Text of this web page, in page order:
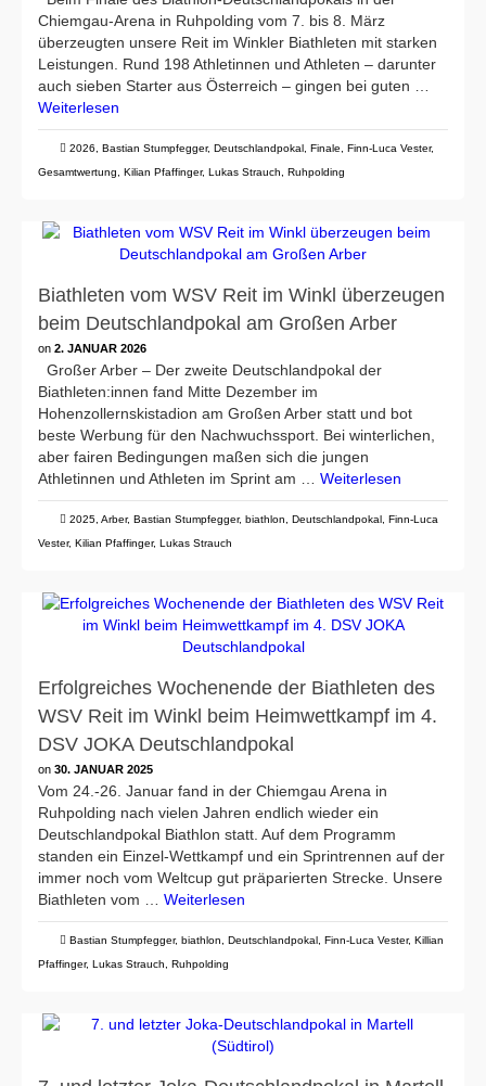
Chiemgau-Arena in Ruhpolding vom 7. bis 8. März
überzeugten unsere Reit im Winkler Biathleten mit starken
Leistungen. Rund 198 Athletinnen und Athleten – darunter
auch sieben Starter aus Österreich – gingen bei guten …
Weiterlesen
2026 Bastian Stumpfegger, Deutschlandpokal Finale Finn-Luca Vester,
Gesamtwertung
Kilian Pfaffinger, Lukas Strauch Ruhpolding
Biathleten vom WSV Reit im Winkl überzeugen
beim Deutschlandpokal am Großen Arber
on 2. JANUAR 2026
Großer Arber – Der zweite Deutschlandpokal der
Biathleten:innen fand Mitte Dezember im
Hohenzollernskistadion am Großen Arber statt und bot
beste Werbung für den Nachwuchssport. Bei winterlichen,
aber fairen Bedingungen maßen sich die jungen
Athletinnen und Athleten im Sprint am … Weiterlesen
2025 Arber, Bastian Stumpfegger, biathlon Deutschlandpokal Finn-Luca
Vester, Kilian Pfaffinger, Lukas Strauch
Erfolgreiches Wochenende der Biathleten des
WSV Reit im Winkl beim Heimwettkampf im 4.
DSV JOKA Deutschlandpokal
on 30. JANUAR 2025
Vom 24.-26. Januar fand in der Chiemgau Arena in
Ruhpolding nach vielen Jahren endlich wieder ein
Deutschlandpokal Biathlon statt. Auf dem Programm
standen ein Einzel-Wettkampf und ein Sprintrennen auf der
immer noch vom Weltcup gut präparierten Strecke. Unsere
Biathleten vom … Weiterlesen
Bastian Stumpfegger, biathlon Deutschlandpokal Finn-Luca Vester, Killian
Pfaffinger, Lukas Strauch Ruhpolding